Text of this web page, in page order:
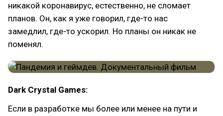
никакой коронавирус, естественно, не сломает
планов. Он, как я уже говорил, где-то нас
замедлил, где-то ускорил. Но планы он никак не
поменял.
Dark Crystal Games:
Если в разработке мы более или менее на пути и